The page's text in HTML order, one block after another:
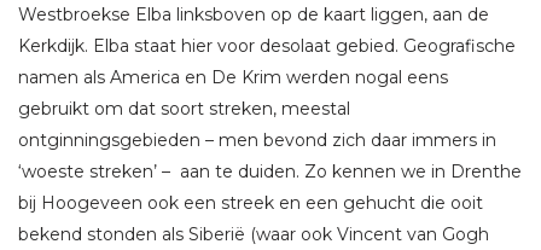
Westbroekse Elba linksboven op de kaart liggen, aan de
Kerkdijk. Elba staat hier voor desolaat gebied. Geografische
namen als America en De Krim werden nogal eens
gebruikt om dat soort streken, meestal
ontginningsgebieden – men bevond zich daar immers in
‘woeste streken’ – aan te duiden. Zo kennen we in Drenthe
bij Hoogeveen ook een streek en een gehucht die ooit
bekend stonden als Siberië (waar ook Vincent van Gogh